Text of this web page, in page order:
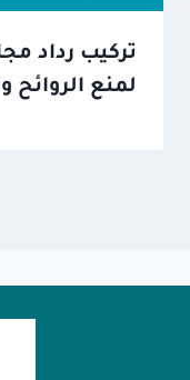
تركيب رداد
لمنع الروائح